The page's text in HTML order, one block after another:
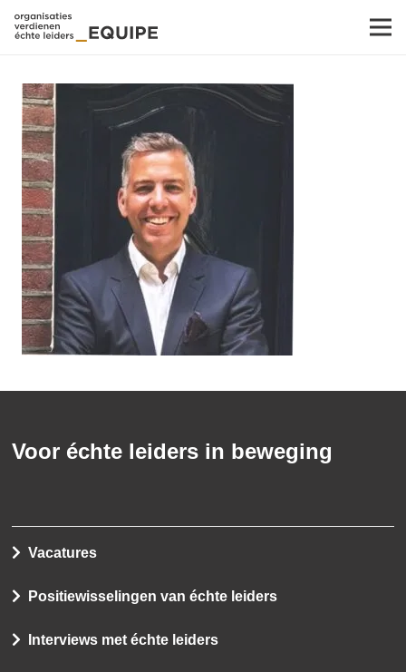
Voor échte leiders in beweging
Vacatures
Positiewisselingen van échte leiders
Interviews met échte leiders